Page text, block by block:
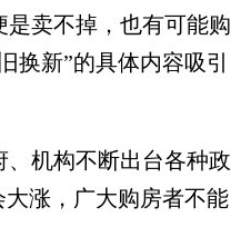
卖不掉，也有可能购
换新”的具体内容吸引
机构不断出台各种政
涨，广大购房者不能